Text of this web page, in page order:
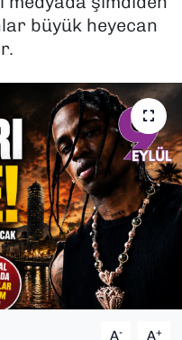
büyük heyecan
A- A+